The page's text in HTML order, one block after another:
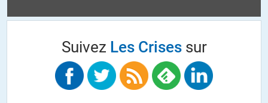
+8 ALERTER
//22.06.2018 à 11h21
De plus, les journalistes d’investigation coûtent cher et le « retour
Suivez Les Crisessur